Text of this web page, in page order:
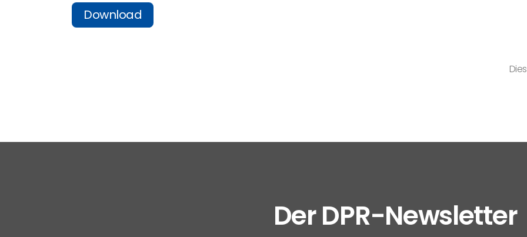
Download
Der DPR-Newsletter